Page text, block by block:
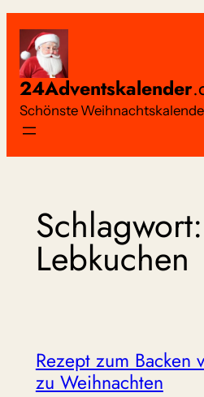
Inhalt
springen
24Adventskalender
Schönste
Schlagwort:
Lebkuchen
Rezept zum Backen
zu Weihnachten